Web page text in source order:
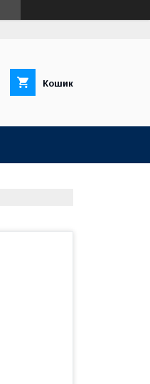
Кошик